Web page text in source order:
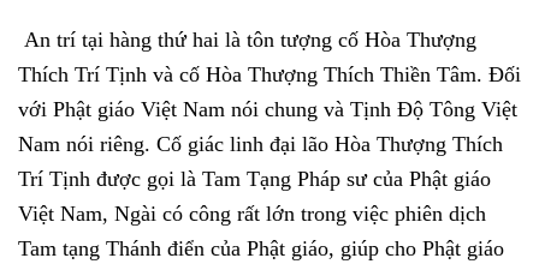
An trí tại hàng thứ hai là tôn tượng cố Hòa Thượng
Thích Trí Tịnh và cố Hòa Thượng Thích Thiền Tâm. Đối
với Phật giáo Việt Nam nói chung và Tịnh Độ Tông Việt
Nam nói riêng. Cố giác linh đại lão Hòa Thượng Thích
Trí Tịnh được gọi là Tam Tạng Pháp sư của Phật giáo
Việt Nam, Ngài có công rất lớn trong việc phiên dịch
Tam tạng Thánh điển của Phật giáo, giúp cho Phật giáo